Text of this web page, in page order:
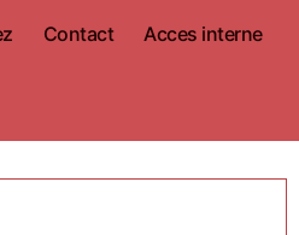
Contact Acces interne